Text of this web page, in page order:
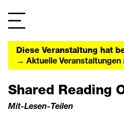
Diese Veranstaltung hat
→ Aktuelle Veranstaltungen
Shared Reading
Mit-Lesen-Teilen